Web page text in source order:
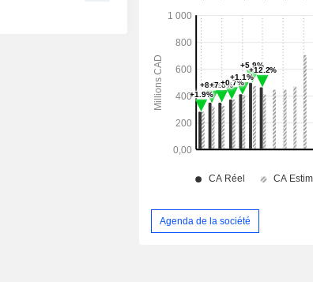
Agenda de la société